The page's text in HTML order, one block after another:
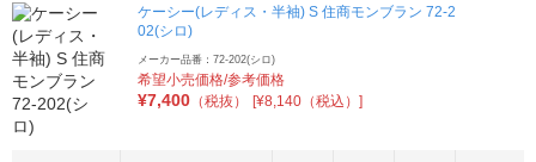
ケーシー(レディス・半袖) S 住商モンブラン 72-2
02(シロ)
メーカー品番：72-202(シロ)
希望小売価格/参考価格
¥7,400 （税抜） [¥8,140（税込）]